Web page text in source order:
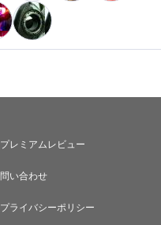
プレミアムレビュー
問い合わせ
プライバシーポリシー